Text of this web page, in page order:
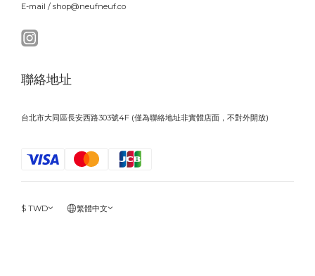
E-mail / shop@neufneuf.co
聯絡地址
台北市大同區長安西路303號4F (僅為聯絡地址非實體店面，不對外開放)
$ TWD 繁體中文